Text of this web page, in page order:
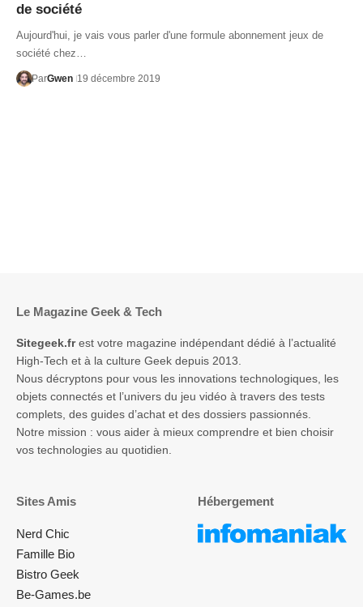
de société
Aujourd'hui, je vais vous parler d'une formule abonnement jeux de
société chez…
ParGwen 19 décembre 2019
Le Magazine Geek & Tech
Sitegeek.frest votre magazine indépendant dédié à l’actualité
High-Tech et à la culture Geek depuis 2013.
Nous décryptons pour vous les innovations technologiques, les
objets connectés et l’univers du jeu vidéo à travers des tests
complets, des guides d’achat et des dossiers passionnés.
Notre mission : vous aider à mieux comprendre et bien choisir
vos technologies au quotidien.
Sites Amis
Nerd Chic
Famille Bio
Bistro Geek
Be-Games.be
Hébergement